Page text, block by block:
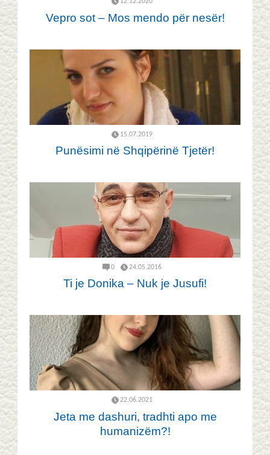
12.12.2020
Vepro sot – Mos mendo për nesër!
15.07.2019
Punësimi në Shqipërinë Tjetër!
0 24.05.2016
Ti je Donika – Nuk je Jusufi!
22.06.2021
Jeta me dashuri, tradhti apo me
humanizëm?!